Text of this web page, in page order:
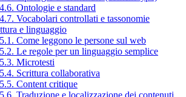
Ontologie e standard
Vocabolari controllati e tassonomie
e linguaggio
Come leggono le persone sul web
Le regole per un linguaggio semplice
Microtesti
Scrittura collaborativa
Content critique
Traduzione e localizzazione dei contenuti